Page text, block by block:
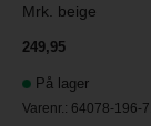
Mrk. beige
249,95
På lager
Varenr.: 64078-196-